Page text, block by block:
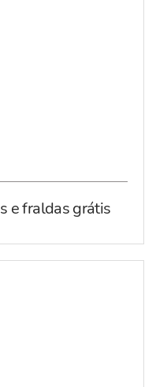
e fraldas grátis